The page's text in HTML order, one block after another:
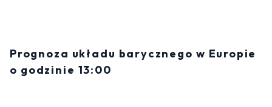
Prognoza układu barycznego w Europie
o godzinie 13:00